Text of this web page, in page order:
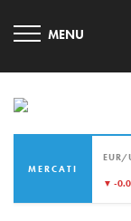
MERCATI
EUR/
▼ -